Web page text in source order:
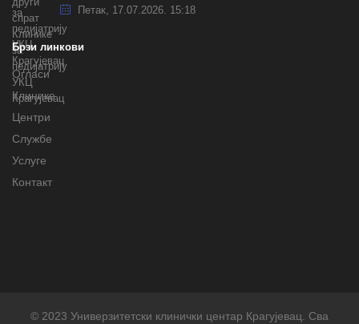
Петак, 17.07.2026. 15:18
Брзи линкови
Огласи
Клинике
Центри
Службе
Услуге
Контакт
© 2023 Универзитетски клинички центар Крагујевац. Сва